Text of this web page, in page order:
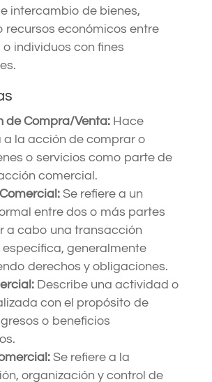
intercambio de bienes,
recursos económicos entre
individuos con fines
de Compra/Venta:Hace
a la acción de comprar o
o servicios como parte de
comercial.
Se refiere a un
entre dos o más partes
a cabo una transacción
generalmente
derechos y obligaciones.
Describe una actividad o
con el propósito de
o beneficios
Se refiere a la
organización y control de